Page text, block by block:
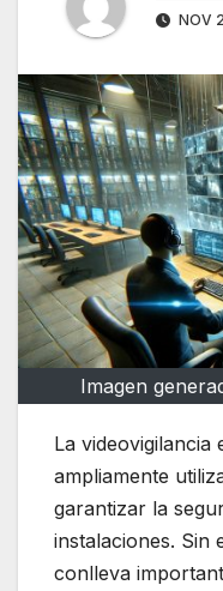
NOV
Imagen
La videovigilancia
ampliamente
garantizar la
instalaciones. Sin
conlleva